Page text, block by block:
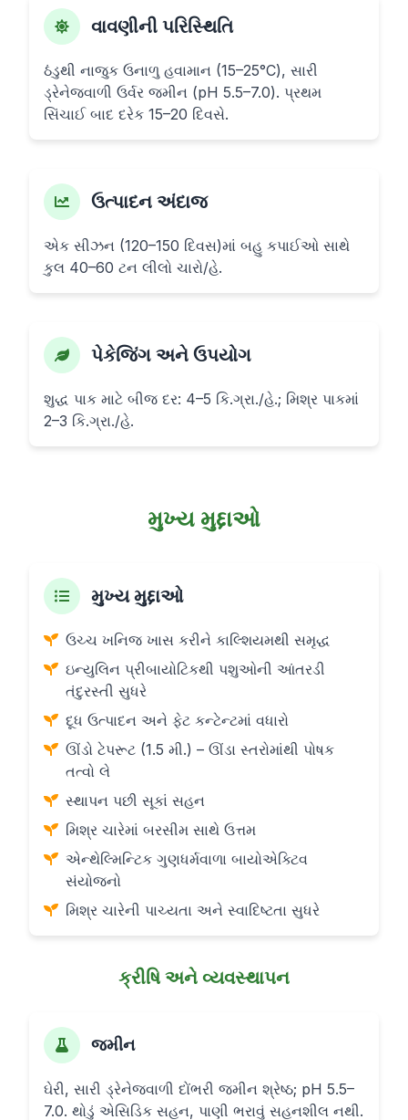
વાવણીની પરિસ્થિતિ
ઠંડુથી નાજુક ઉનાળુ હવામાન (15–25°C), સારી
ડ્રેનેજવાળી ઉર્વર જમીન (pH 5.5–7.0). પ્રથમ
સિંચાઈ બાદ દરેક 15–20 દિવસે.
ઉત્પાદન અંદાજ
એક સીઝન (120–150 દિવસ)માં બહુ કપાઈઓ સાથે
કુલ 40–60 ટન લીલો ચારો/હે.
પેકેજિંગ અને ઉપયોગ
શુદ્ધ પાક માટે બીજ દર: 4–5 કિ.ગ્રા./હે.; મિશ્ર પાકમાં
2–3 કિ.ગ્રા./હે.
મુખ્ય મુદ્દાઓ
મુખ્ય મુદ્દાઓ
ઉચ્ચ ખનિજ ખાસ કરીને કાલ્શિયમથી સમૃદ્ધ
ઇન્યુલિન પ્રીબાયોટિકથી પશુઓની આંતરડી
તંદુરસ્તી સુધરે
દૂધ ઉત્પાદન અને ફેટ કન્ટેન્ટમાં વધારો
ઊંડો ટેપરૂટ (1.5 મી.) – ઊંડા સ્તરોમાંથી પોષક
તત્વો લે
સ્થાપન પછી સૂકાં સહન
મિશ્ર ચારેમાં બરસીમ સાથે ઉત્તમ
એન્થેલ્મિન્ટિક ગુણધર્મવાળા બાયોએક્ટિવ
સંયોજનો
મિશ્ર ચારેની પાચ્યતા અને સ્વાદિષ્ટતા સુધરે
ક્રીષિ અને વ્યવસ્થાપન
જમીન
ઘેરી, સારી ડ્રેનેજવાળી દોંભરી જમીન શ્રેષ્ઠ; pH 5.5–
7.0. થોડું એસિડિક સહન, પાણી ભરાવું સહનશીલ નથી.